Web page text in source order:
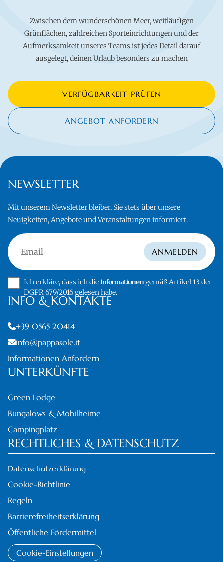
Zwischen dem wunderschönen Meer, weitläufigen
Grünflächen, zahlreichen Sporteinrichtungen und der
Aufmerksamkeit unseres Teams ist jedes Detail darauf
ausgelegt, deinen Urlaub besonders zu machen
VERFÜGBARKEIT PRÜFEN
ANGEBOT ANFORDERN
NEWSLETTER
Mit unserem Newsletter bleiben Sie stets über unsere
Neuigkeiten, Angebote und Veranstaltungen informiert.
Email ANMELDEN
Ich erkläre, dass ich die Informationen gemäß Artikel 13 der
DGPR 679/2016 gelesen habe.
INFO & KONTAKTE
+39 0565 20414
info@pappasole.it
Informationen Anfordern
UNTERKÜNFTE
Green Lodge
Bungalows & Mobilheime
Campingplatz
RECHTLICHES & DATENSCHUTZ
Datenschutzerklärung
Cookie-Richtlinie
Regeln
Barrierefreiheitserklärung
Öffentliche Fördermittel
Cookie-Einstellungen